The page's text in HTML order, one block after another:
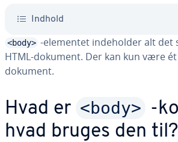
Indhold
<body> -elementet in­de­hol­der alt det
HTML-dokument. Der kan kun være ét
dokument.
Hvad er <body> -
hvad bruges den til?